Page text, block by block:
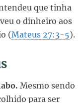
que tinha
o dinheiro aos
(Mateus 27:3-5).
Mesmo sendo
para ser